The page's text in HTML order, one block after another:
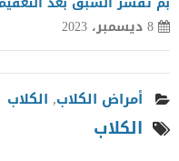
8 ديسمبر، 2023
أمراض الكلاب, الكلاب
الكلاب